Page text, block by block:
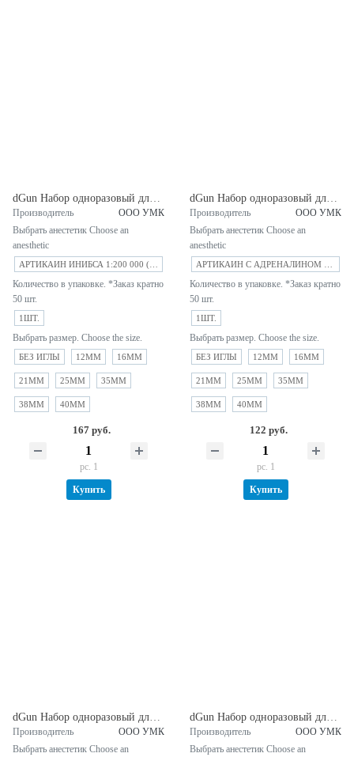
Производитель
ООО УМК
Выбрать анестетик Choose an
anesthetic
Количество в упаковке. *Заказ кратно
50 шт.
1ШТ.
Выбрать размер. Choose the size.
БЕЗ ИГЛЫ 12MM 16MM
21MM 25MM 35MM
38MM 40MM
167 руб.
pc. 1
Купить
Производитель
ООО УМК
Выбрать анестетик Choose an
anesthetic
Количество в упаковке. *Заказ кратно
50 шт.
1ШТ.
Выбрать размер. Choose the size.
БЕЗ ИГЛЫ 12MM 16MM
21MM 25MM 35MM
38MM 40MM
122 руб.
pc. 1
Купить
Производитель
ООО УМК
Выбрать анестетик Choose an
Производитель
ООО УМК
Выбрать анестетик Choose an